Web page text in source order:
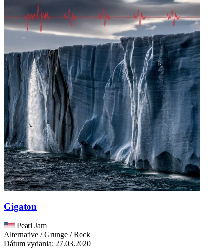
Gigaton
Pearl Jam
Alternative / Grunge / Rock
Dátum vydania: 27.03.2020